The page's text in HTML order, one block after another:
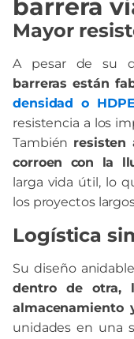
barrera
Mayor
A pesar de su
barreras están
densidad o HDPE
resistencia a los
También resisten
corroen con la
larga vida útil, lo
los proyectos
Logística
Su diseño anidable
dentro de otra,
almacenamiento
unidades en una